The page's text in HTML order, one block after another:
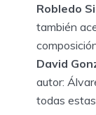
Robledo
también
David
autor:
todas